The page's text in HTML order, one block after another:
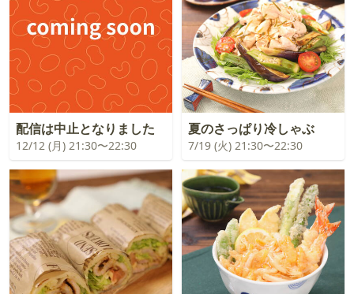
配信は中止となりました
12/12 (月) 21:30〜22:30
夏のさっぱり冷しゃぶ
7/19 (火) 21:30〜22:30